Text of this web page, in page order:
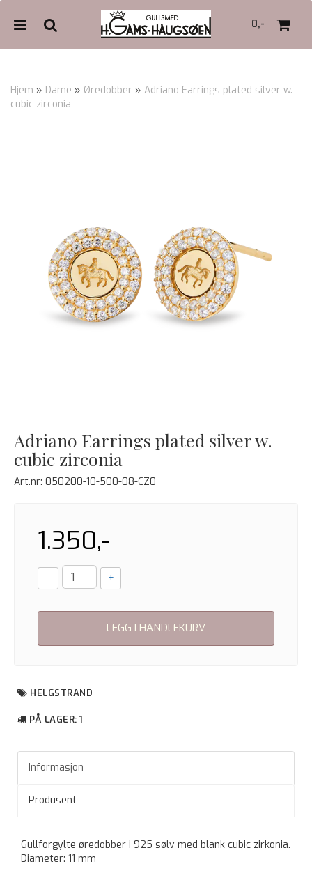
0,-
Hjem » Dame » Øredobber » Adriano Earrings plated silver w.
cubic zirconia
Adriano Earrings plated silver w.
cubic zirconia
Art.nr: 050200-10-500-08-CZ0
1.350,-
- +
LEGG I HANDLEKURV
HELGSTRAND
PÅ LAGER: 1
Informasjon
Produsent
Gullforgylte øredobber i 925 sølv med blank cubic zirkonia.
Diameter: 11 mm